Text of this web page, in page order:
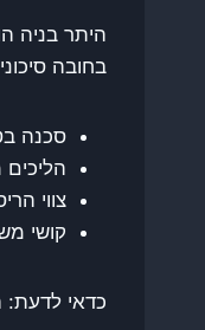
היתר בניה
בחובה
סכנה
צווי
קושי
כדאי לדעת: